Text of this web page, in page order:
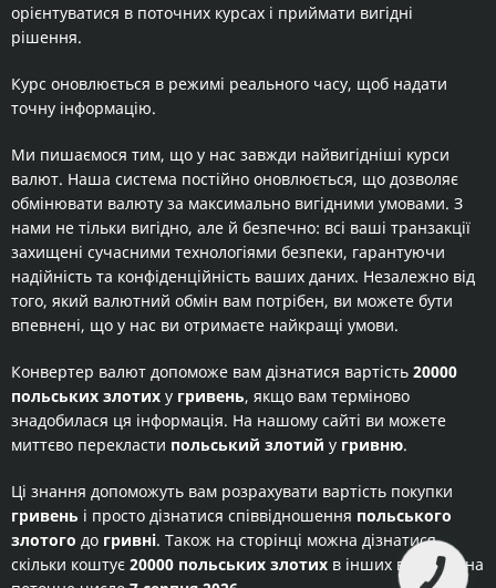
орієнтуватися в поточних курсах і приймати вигідні
рішення.
Курс оновлюється в режимі реального часу, щоб надати
точну інформацію.
Ми пишаємося тим, що у нас завжди найвигідніші курси
валют. Наша система постійно оновлюється, що дозволяє
обмінювати валюту за максимально вигідними умовами. З
нами не тільки вигідно, але й безпечно: всі ваші транзакції
захищені сучасними технологіями безпеки, гарантуючи
надійність та конфіденційність ваших даних. Незалежно від
того, який валютний обмін вам потрібен, ви можете бути
впевнені, що у нас ви отримаєте найкращі умови.
Конвертер валют допоможе вам дізнатися вартість 20000
польських злотих у гривень, якщо вам терміново
знадобилася ця інформація. На нашому сайті ви можете
миттєво перекласти польський злотий у гривню.
Ці знання допоможуть вам розрахувати вартість покупки
гривень і просто дізнатися співвідношення польського
злотого до гривні. Також на сторінці можна дізнатися
скільки коштує 20000 польських злотих в інших валютах на
КНОПКА
ЗВ'ЯЗКУ